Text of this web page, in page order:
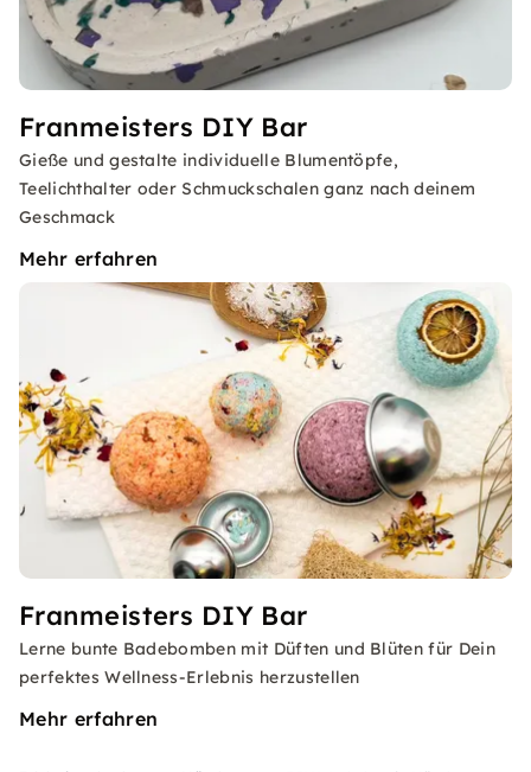
Franmeisters DIY Bar
Gieße und gestalte individuelle Blumentöpfe,
Teelichthalter oder Schmuckschalen ganz nach deinem
Geschmack
Mehr erfahren
Franmeisters DIY Bar
Lerne bunte Badebomben mit Düften und Blüten für Dein
perfektes Wellness-Erlebnis herzustellen
Mehr erfahren